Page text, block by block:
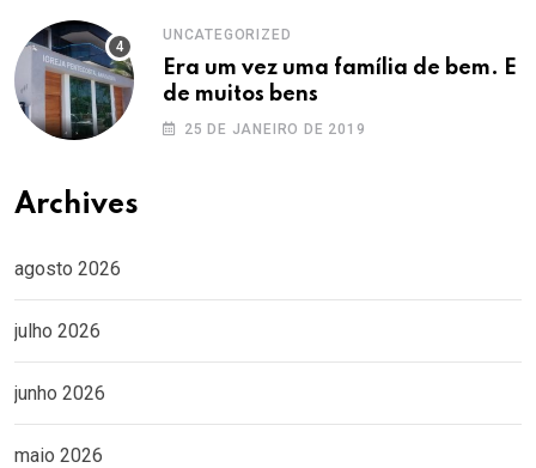
UNCATEGORIZED
Era um vez uma família de bem. E
de muitos bens
25 DE JANEIRO DE 2019
Archives
agosto 2026
julho 2026
junho 2026
maio 2026